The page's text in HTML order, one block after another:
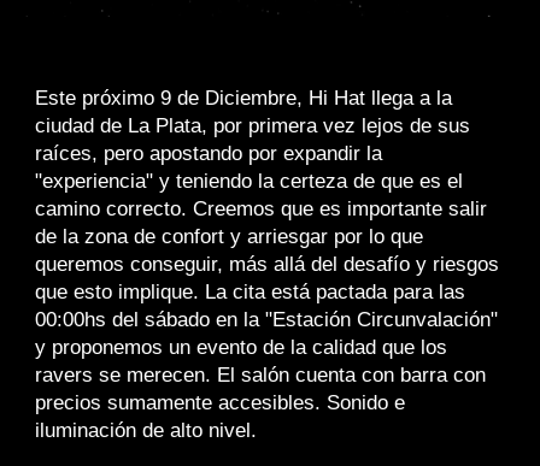
Este próximo 9 de Diciembre, Hi Hat llega a la
ciudad de La Plata, por primera vez lejos de sus
raíces, pero apostando por expandir la
"experiencia" y teniendo la certeza de que es el
camino correcto. Creemos que es importante salir
de la zona de confort y arriesgar por lo que
queremos conseguir, más allá del desafío y riesgos
que esto implique. La cita está pactada para las
00:00hs del sábado en la "Estación Circunvalación"
y proponemos un evento de la calidad que los
ravers se merecen. El salón cuenta con barra con
precios sumamente accesibles. Sonido e
iluminación de alto nivel.